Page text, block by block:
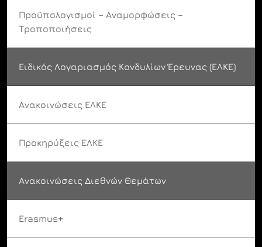
Προϋπολογισμοί – Αναμορφώσεις –
Τροποποιήσεις
Ειδικός Λογαριασμός Κονδυλίων Έρευνας (ΕΛΚΕ)
Ανακοινώσεις ΕΛΚΕ
Προκηρύξεις ΕΛΚΕ
Ανακοινώσεις Διεθνών Θεμάτων
Erasmus+